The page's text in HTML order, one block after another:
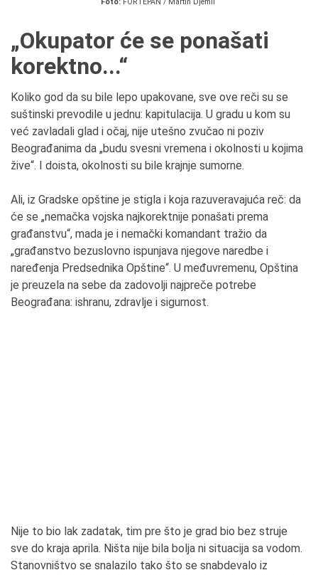
„Okupator će se ponašati
korektno...“
Koliko god da su bile lepo upakovane, sve ove reči su se
suštinski prevodile u jednu: kapitulacija. U gradu u kom su
već zavladali glad i očaj, nije utešno zvučao ni poziv
Beograđanima da „budu svesni vremena i okolnosti u kojima
žive“. I doista, okolnosti su bile krajnje sumorne.
Ali, iz Gradske opštine je stigla i koja razuveravajuća reč: da
će se „nemačka vojska najkorektnije ponašati prema
građanstvu“, mada je i nemački komandant tražio da
„građanstvo bezuslovno ispunjava njegove naredbe i
naređenja Predsednika Opštine“. U međuvremenu, Opština
je preuzela na sebe da zadovolji najpreče potrebe
Beograđana: ishranu, zdravlje i sigurnost.
Nije to bio lak zadatak, tim pre što je grad bio bez struje
sve do kraja aprila. Ništa nije bila bolja ni situacija sa vodom.
Stanovništvo se snalazilo tako što se snabdevalo iz